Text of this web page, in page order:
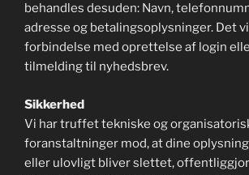
behandles desuden: Navn,
adresse og betalingsoplysninger. Det
forbindelse med oprettelse af login
tilmelding til nyhedsbrev.
Sikkerhed
Vi har truffet tekniske og
foranstaltninger mod, at dine
eller ulovligt bliver slettet,